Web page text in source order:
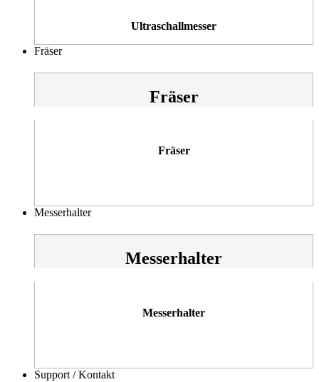
Ultraschallmesser
Fräser
Fräser
Fräser
Messerhalter
Messerhalter
Messerhalter
Support / Kontakt